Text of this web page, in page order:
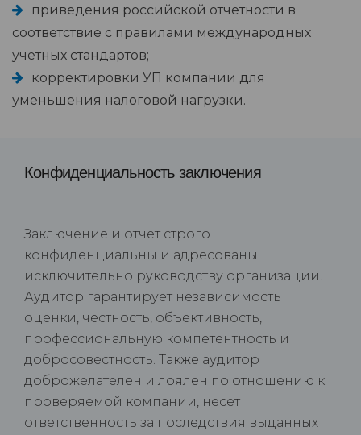
приведения российской отчетности в
соответствие с правилами международных
учетных стандартов;
корректировки УП компании для
уменьшения налоговой нагрузки.
Конфиденциальность заключения
Заключение и отчет строго
конфиденциальны и адресованы
исключительно руководству организации.
Аудитор гарантирует независимость
оценки, честность, объективность,
профессиональную компетентность и
добросовестность. Также аудитор
доброжелателен и лоялен по отношению к
проверяемой компании, несет
ответственность за последствия выданных